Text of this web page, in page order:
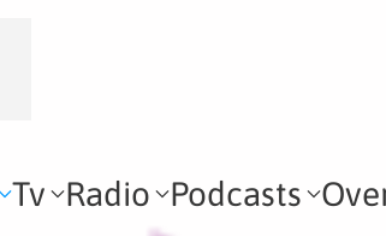
Tv Radio Podcasts